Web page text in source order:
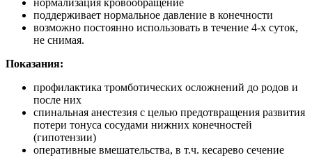
нормализация кровообращение
поддерживает нормальное давление в конечности
возможно постоянно использовать в течение 4-х суток,
не снимая.
Показания:
профилактика тромботических осложнений до родов и
после них
спинальная анестезия с целью предотвращения развития
потери тонуса сосудами нижних конечностей
(гипотензии)
оперативные вмешательства, в т.ч. кесарево сечение